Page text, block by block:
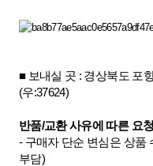
■ 보내실 곳 : 경상북도 포
(우:37624)
반품/교환 사유에 따른 요
- 구매자 단순 변심은 상품
부담)